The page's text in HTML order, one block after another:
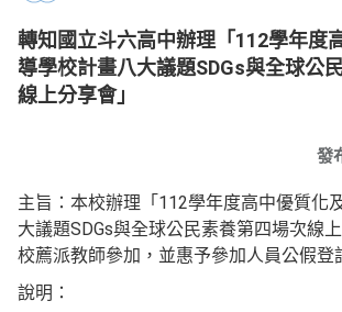
轉知國立斗六高中辦理「112學年度
導學校計畫八大議題SDGs與全球公
線上分享會」
發
主旨：本校辦理「112學年度高中優質化
大議題SDGs與全球公民素養第四場次線
校薦派教師參加，並惠予參加人員公假登
說明：